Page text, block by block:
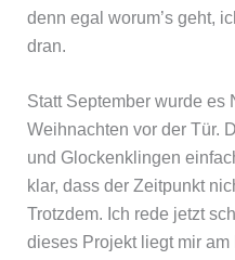
denn egal worum’s geht,
dran.
Statt September wurde es
Weihnachten vor der Tür.
und Glockenklingen
klar, dass der Zeitpunkt
Trotzdem. Ich rede jetzt
dieses Projekt liegt mir